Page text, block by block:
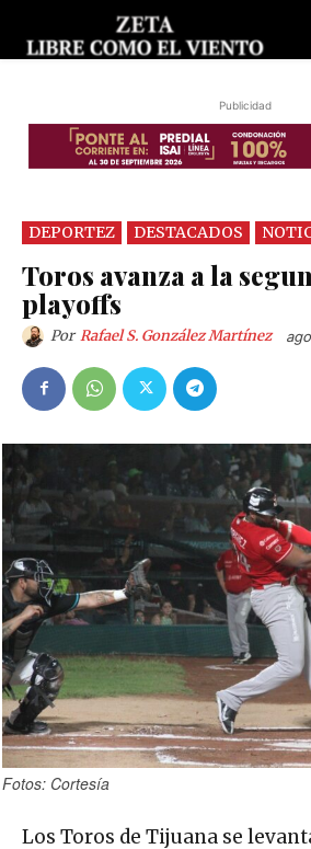
Publicidad
DEPORTEZ DESTACADOS
Toros avanza a la
playoffs
Por Rafael S. González Martínez
Fotos: Cortesía
Los Toros de Tijuana se